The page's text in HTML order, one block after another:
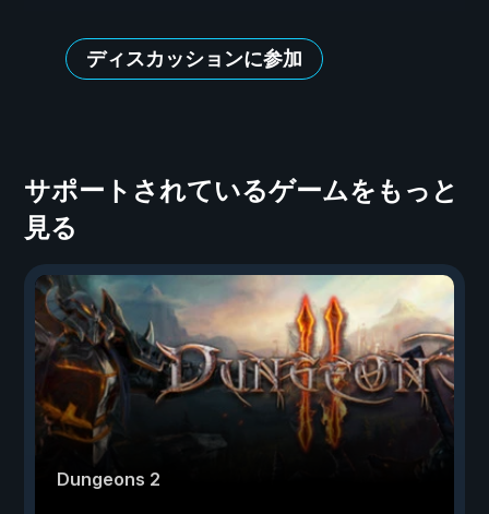
ディスカッションに参加
サポートされているゲームをもっと
見る
Dungeons 2